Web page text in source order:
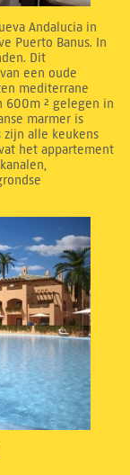
Andalucia in
Puerto Banus. In
Dit
een oude
mediterrane
600m ² gelegen in
marmer is
alle keukens
het appartement